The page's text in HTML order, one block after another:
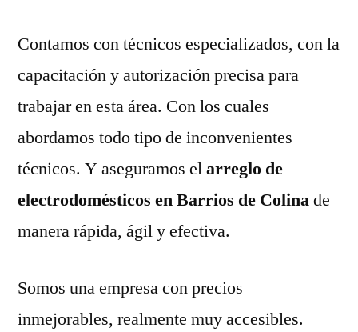
Contamos con técnicos especializados, con la
capacitación y autorización precisa para
trabajar en esta área. Con los cuales
abordamos todo tipo de inconvenientes
técnicos. Y aseguramos elarreglo de
electrodomésticos en Barrios de Colinade
manera rápida, ágil y efectiva.
Somos una empresa con precios
inmejorables, realmente muy accesibles.